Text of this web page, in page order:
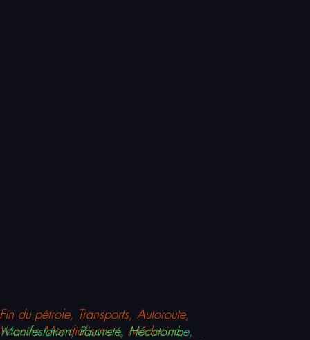
Fin du pétrole, Transports, Autoroute,
Vaccins Mondialisation, Médecine,
Manifestation, Pauvreté, Hécatombe,